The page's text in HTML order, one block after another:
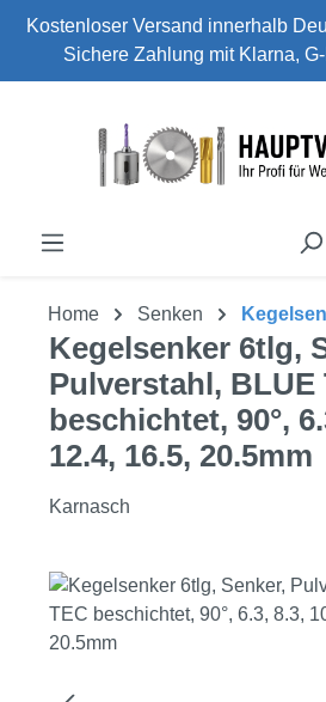
Zum Hauptinhalt springen
Kostenloser Versand innerhalb
Sichere Zahlung mit Klarna,
Home Senken
Kegelsenker 6tlg,
Pulverstahl, BLUE
beschichtet, 90°,
12.4, 16.5, 20.5mm
Karnasch
Bildergalerie überspringen